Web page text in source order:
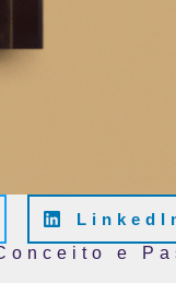
e